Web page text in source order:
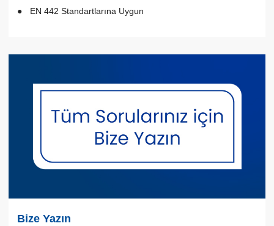
EN 442 Standartlarına Uygun
Bize Yazın